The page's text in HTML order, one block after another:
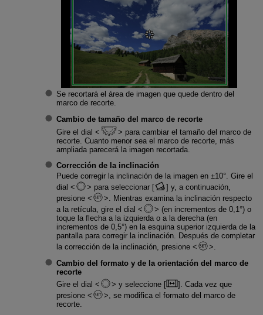
Se recortará el área de imagen que quede dentro del
marco de recorte.
Cambio de tamaño del marco de recorte
Gire el dial
para cambiar el tamaño del marco de
recorte. Cuanto menor sea el marco de recorte, más
ampliada parecerá la imagen recortada.
Corrección de la inclinación
Puede corregir la inclinación de la imagen en ±10°. Gire el
dial
para seleccionar [
] y, a continuación,
presione
. Mientras examina la inclinación respecto
a la retícula, gire el dial
(en incrementos de 0,1°) o
toque la flecha a la izquierda o a la derecha (en
incrementos de 0,5°) en la esquina superior izquierda de la
pantalla para corregir la inclinación. Después de completar
la corrección de la inclinación, presione
Cambio del formato y de la orientación del marco de
recorte
Gire el dial
y seleccione [
]. Cada vez que
presione
, se modifica el formato del marco de
recorte.